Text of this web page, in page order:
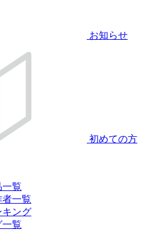
お知らせ
初めての方
一覧
者一覧
キング
一覧